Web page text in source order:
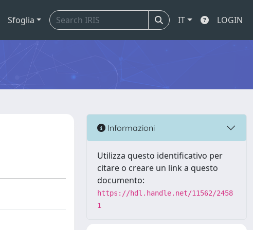
Sfoglia IT LOGIN
Informazioni
Utilizza questo identificativo per
citare o creare un link a questo
documento:
https://hdl.handle.net/11562/2458
1